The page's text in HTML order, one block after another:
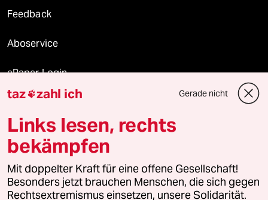
Feedback
Aboservice
ePaper Login
Downloads für Abonnierende
© 2026 taz Verlags und Vertriebs GmbH
Alle Rechte vorbehalten. Bei rechtlichen Fragen oder für Genehmigungen
wenden Sie sich bitte an
lizenzen@taz.de
taz zahl ich Gerade nicht
Links lesen, rechts
bekämpfen
Mit doppelter Kraft für eine offene Gesellschaft!
Besonders jetzt brauchen Menschen, die sich gegen
Rechtsextremismus einsetzen, unsere Solidarität.